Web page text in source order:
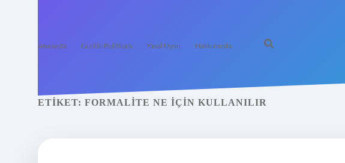
Anasayfa Gizlilik Politikası Yasal Uyarı Hakkımızda
ETIKET: FORMALITE NE IÇIN KULLANILIR